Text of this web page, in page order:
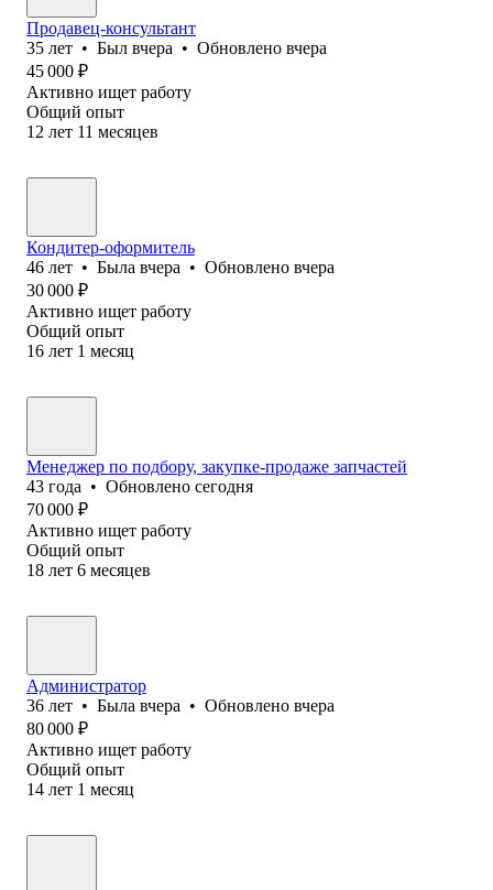
Продавец-консультант
35 лет • Был вчера • Обновлено вчера
45 000 ₽
Активно ищет работу
Общий опыт
12 лет 11 месяцев
Кондитер-‎оформитель
46 лет • Была вчера • Обновлено вчера
30 000 ₽
Активно ищет работу
Общий опыт
16 лет 1 месяц
Менеджер по подбору, закупке-продаже запчастей
43 года • Обновлено сегодня
70 000 ₽
Активно ищет работу
Общий опыт
18 лет 6 месяцев
Администратор
36 лет • Была вчера • Обновлено вчера
80 000 ₽
Активно ищет работу
Общий опыт
14 лет 1 месяц